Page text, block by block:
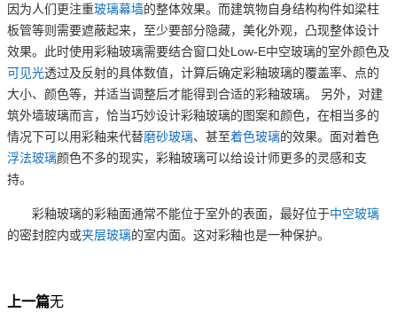
因为人们更注重玻璃幕墙的整体效果。而建筑物自身结构构件如梁柱
板管等则需要遮蔽起来，至少要部分隐藏，美化外观，凸现整体设计
效果。此时使用彩釉玻璃需要结合窗口处Low-E中空玻璃的室外颜色及
可见光透过及反射的具体数值，计算后确定彩釉玻璃的覆盖率、点的
大小、颜色等，并适当调整后才能得到合适的彩釉玻璃。 另外，对建
筑外墙玻璃而言，恰当巧妙设计彩釉玻璃的图案和颜色，在相当多的
情况下可以用彩釉来代替磨砂玻璃、甚至着色玻璃的效果。面对着色
浮法玻璃颜色不多的现实，彩釉玻璃可以给设计师更多的灵感和支
持。
彩釉玻璃的彩釉面通常不能位于室外的表面，最好位于中空玻璃
的密封腔内或夹层玻璃的室内面。这对彩釉也是一种保护。
上一篇无